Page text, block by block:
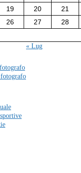
19 20 21
26 27 28
« Lug